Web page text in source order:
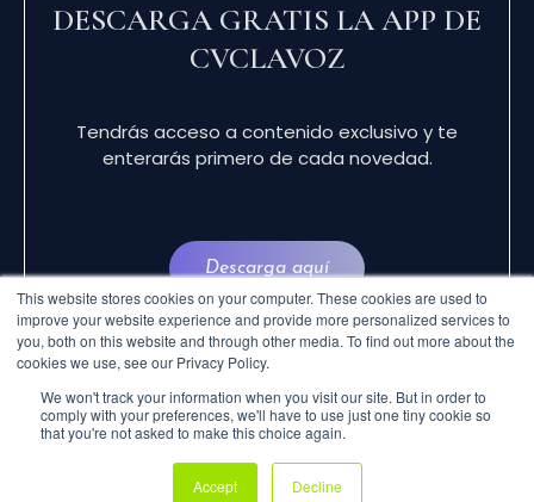
This website stores cookies on your computer. These cookies are used to
improve your website experience and provide more personalized services to
you, both on this website and through other media. To find out more about the
cookies we use, see our Privacy Policy.
We won't track your information when you visit our site. But in order to
comply with your preferences, we'll have to use just one tiny cookie so
that you're not asked to make this choice again.
Accept Decline
DESCARGA GRATIS LA APP DE
CVCLAVOZ
Tendrás acceso a contenido exclusivo y te
enterarás primero de cada novedad.
Descarga aquí
© 2024 CVCLAVOZ . TODOS LOS DERECHOS